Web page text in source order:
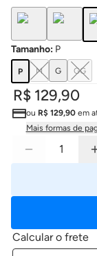
Tamanho: P
P M G GG
R$ 129,90
ou R$ 129,90em
Mais formas de
Calcular o frete